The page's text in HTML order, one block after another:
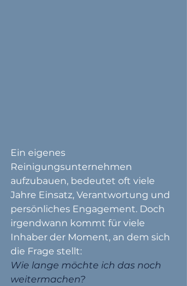
Ein eigenes
Reinigungsunternehmen
aufzubauen, bedeutet oft viele
Jahre Einsatz, Verantwortung und
persönliches Engagement. Doch
irgendwann kommt für viele
Inhaber der Moment, an dem sich
die Frage stellt:
Wie lange möchte ich das noch
weitermachen?